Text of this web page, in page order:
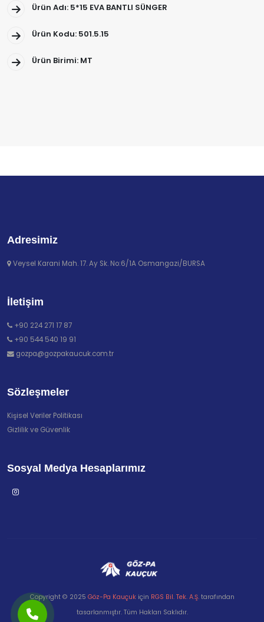
Ürün Adı: 5*15 EVA BANTLI SÜNGER
Ürün Kodu: 501.5.15
Ürün Birimi: MT
Adresimiz
Veysel Karani Mah. 17. Ay Sk. No:6/1A Osmangazi/BURSA
İletişim
+90 224 271 17 87
+90 544 540 19 91
gozpa@gozpakaucuk.com.tr
Sözleşmeler
Kişisel Veriler Politikası
Gizlilik ve Güvenlik
Sosyal Medya Hesaplarımız
Copyright © 2025 Göz-Pa Kauçukiçin RGS Bil. Tek. A.Ş.tarafından
tasarlanmıştır. Tüm Hakları Saklıdır.